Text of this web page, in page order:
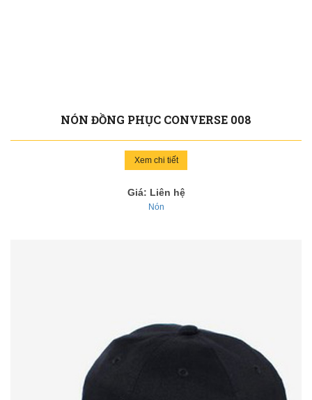
NÓN ĐỒNG PHỤC CONVERSE 008
Xem chi tiết
Giá: Liên hệ
Nón